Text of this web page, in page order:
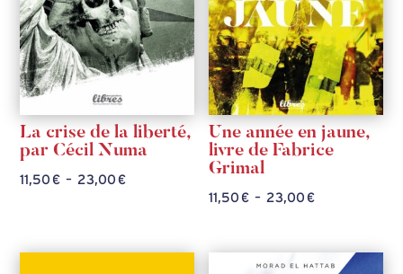
La crise de la liberté,
par Cécil Numa
11,50€ – 23,00€Plage
11,50 €
Une année en jaune,
livre de Fabrice
Grimal
11,50€ – 23,00€Plage
11,50 €